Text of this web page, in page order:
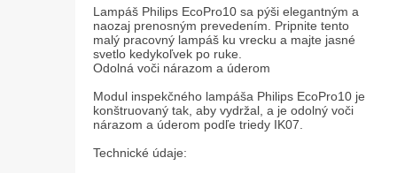
Lampáš Philips EcoPro10 sa pýši elegantným a
naozaj prenosným prevedením. Pripnite tento
malý pracovný lampáš ku vrecku a majte jasné
svetlo kedykoľvek po ruke.
Odolná voči nárazom a úderom
Modul inspekčného lampáša Philips EcoPro10 je
konštruovaný tak, aby vydržal, a je odolný voči
nárazom a úderom podľe triedy IK07.
Technické údaje: